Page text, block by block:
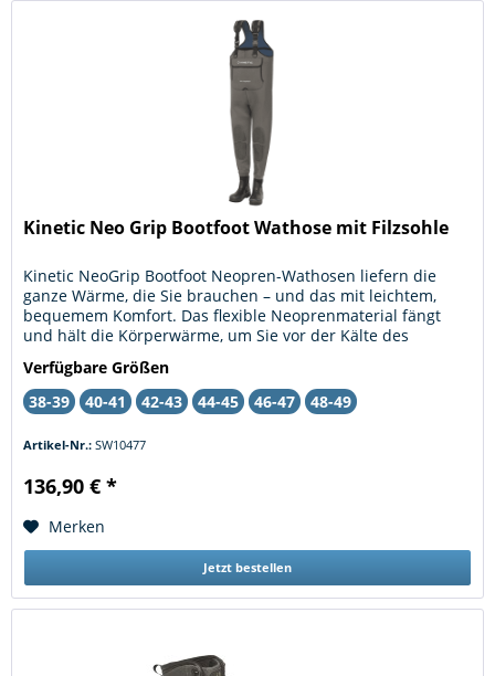
Kinetic Neo Grip Bootfoot Wathose mit Filzsohle
Kinetic NeoGrip Bootfoot Neopren-Wathosen liefern die
ganze Wärme, die Sie brauchen – und das mit leichtem,
bequemem Komfort. Das flexible Neoprenmaterial fängt
und hält die Körperwärme, um Sie vor der Kälte des
Verfügbare Größen
38-39
40-41 42-43 44-45 46-47 48-49
Artikel-Nr.: SW10477
136,90 € *
Merken
Jetzt bestellen